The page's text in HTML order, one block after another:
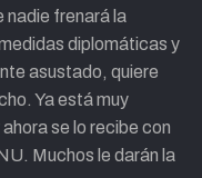
nadie frenará la
diplomáticas y
asustado, quiere
Ya está muy
se lo recibe con
Muchos le darán la